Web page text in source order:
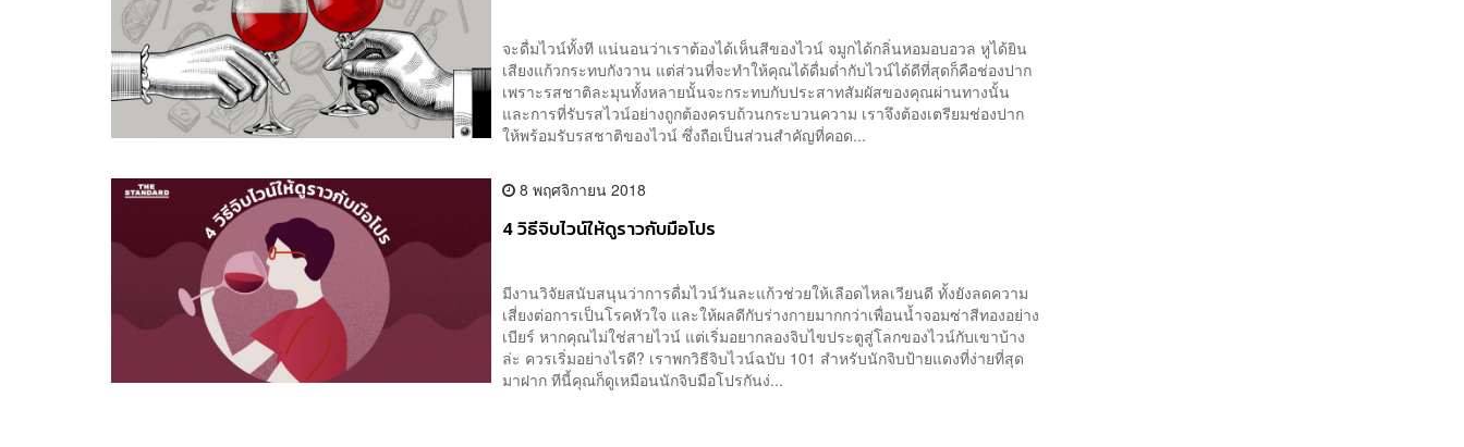
จะดื่มไวน์ทั้งที แน่นอนว่าเราต้องได้เห็นสีของไวน์ จมูกได้กลิ่นหอมอบอวล หูได้ยิน
เสียงแก้วกระทบกังวาน แต่ส่วนที่จะทำให้คุณได้ดื่มด่ำกับไวน์ได้ดีที่สุดก็คือช่องปาก
เพราะรสชาติละมุนทั้งหลายนั้นจะกระทบกับประสาทสัมผัสของคุณผ่านทางนั้น
และการที่รับรสไวน์อย่างถูกต้องครบถ้วนกระบวนความ เราจึงต้องเตรียมช่องปาก
ให้พร้อมรับรสชาติของไวน์ ซึ่งถือเป็นส่วนสำคัญที่คอด...
8 พฤศจิกายน 2018
4 วิธีจิบไวน์ให้ดูราวกับมือโปร
มีงานวิจัยสนับสนุนว่าการดื่มไวน์วันละแก้วช่วยให้เลือดไหลเวียนดี ทั้งยังลดความ
เสี่ยงต่อการเป็นโรคหัวใจ และให้ผลดีกับร่างกายมากกว่าเพื่อนน้ำจอมซ่าสีทองอย่าง
เบียร์ หากคุณไม่ใช่สายไวน์ แต่เริ่มอยากลองจิบไขประตูสู่โลกของไวน์กับเขาบ้าง
ล่ะ ควรเริ่มอย่างไรดี? เราพกวิธีจิบไวน์ฉบับ 101 สำหรับนักจิบป้ายแดงที่ง่ายที่สุด
มาฝาก ทีนี้คุณก็ดูเหมือนนักจิบมือโปรกันง่...